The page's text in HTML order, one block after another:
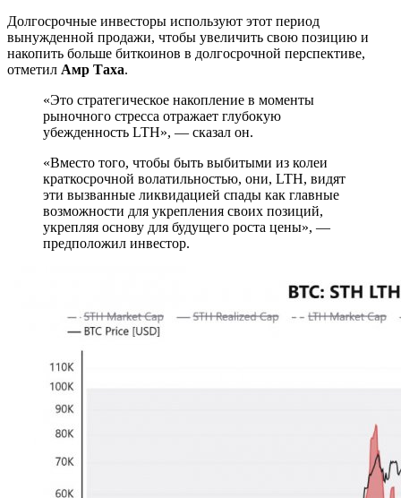
Долгосрочные инвесторы используют этот период
вынужденной продажи, чтобы увеличить свою позицию и
накопить больше биткоинов в долгосрочной перспективе,
отметил Амр Таха.
«Это стратегическое накопление в моменты
рыночного стресса отражает глубокую
убежденность LTH», — сказал он.
«Вместо того, чтобы быть выбитыми из колеи
краткосрочной волатильностью, они, LTH, видят
эти вызванные ликвидацией спады как главные
возможности для укрепления своих позиций,
укрепляя основу для будущего роста цены», —
предположил инвестор.